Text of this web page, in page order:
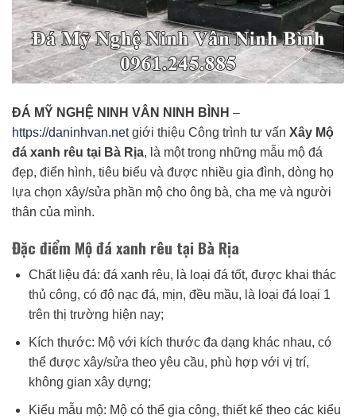
ĐÁ MỸ NGHỆ NINH VÂN NINH BÌNH –
https://daninhvan.netgiới thiệu Công trình tư vấn Xây Mộ
đá xanh rêu tại Bà Rịa, là một trong những mẫu mộ đá
đẹp, điển hình, tiêu biểu và được nhiều gia đình, dòng họ
lựa chọn xây/sửa phần mộ cho ông bà, cha mẹ và người
thân của mình.
Đặc điểm Mộ đá xanh rêu tại Bà Rịa
Chất liệu đá: đá xanh rêu, là loại đá tốt, được khai thác
thủ công, có độ nạc đá, mịn, đều mầu, là loại đá loại 1
trên thị trường hiện nay;
Kích thước: Mộ với kích thước đa dạng khác nhau, có
thể được xây/sửa theo yêu cầu, phù hợp với vị trí,
không gian xây dựng;
Kiểu mẫu mộ: Mộ có thể gia công, thiết kế theo các kiểu